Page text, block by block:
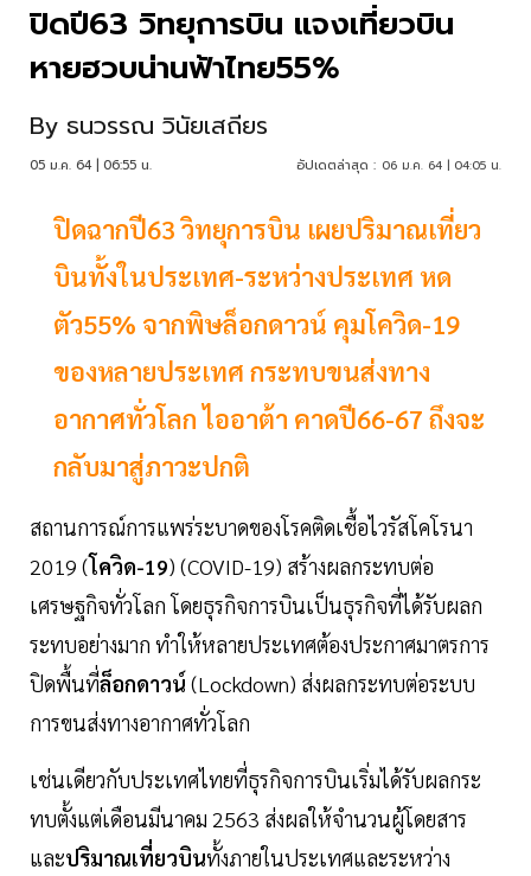
ปิดปี63 วิทยุการบิน แจงเที่ยวบิน
หายฮวบน่านฟ้าไทย55%
By ธนวรรณ วินัยเสถียร
05 ม.ค. 64 | 06:55 น. อัปเดตล่าสุด : 06 ม.ค. 64 | 04:05 น.
ปิดฉากปี63 วิทยุการบิน เผยปริมาณเที่ยว
บินทั้งในประเทศ-ระหว่างประเทศ หด
ตัว55% จากพิษล็อกดาวน์ คุมโควิด-19
ของหลายประเทศ กระทบขนส่งทาง
อากาศทั่วโลก ไออาต้า คาดปี66-67 ถึงจะ
กลับมาสู่ภาวะปกติ
สถานการณ์การแพร่ระบาดของโรคติดเชื้อไวรัสโคโรนา
2019 (โควิด-19) (COVID-19) สร้างผลกระทบต่อ
เศรษฐกิจทั่วโลก โดยธุรกิจการบินเป็นธุรกิจที่ได้รับผลก
ระทบอย่างมาก ทำให้หลายประเทศต้องประกาศมาตรการ
ปิดพื้นที่ล็อกดาวน์ (Lockdown) ส่งผลกระทบต่อระบบ
การขนส่งทางอากาศทั่วโลก
เช่นเดียวกับประเทศไทยที่ธุรกิจการบินเริ่มได้รับผลกระ
ทบตั้งแต่เดือนมีนาคม 2563 ส่งผลให้จำนวนผู้โดยสาร
และปริมาณเที่ยวบินทั้งภายในประเทศและระหว่าง